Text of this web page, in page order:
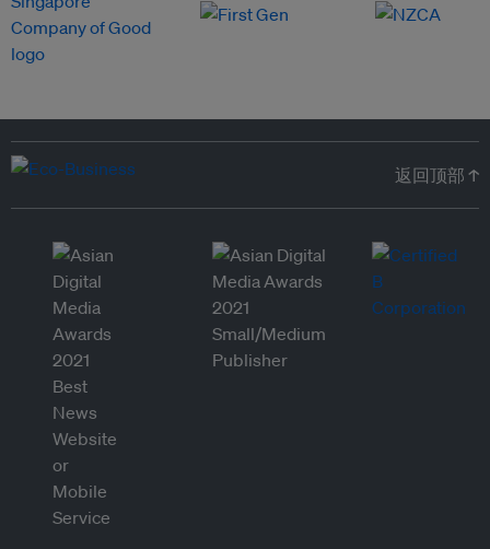
返回顶部 ↑